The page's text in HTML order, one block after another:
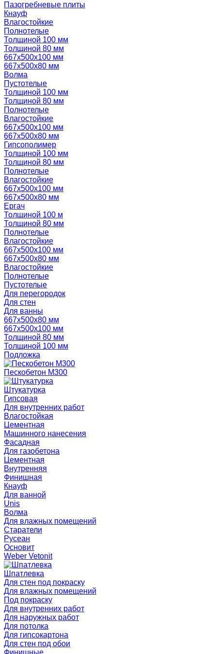
Пазогребневые плиты
Кнауф
Влагостойкие
Полнотелые
Толщиной 100 мм
Толщиной 80 мм
667х500х100 мм
667х500х80 мм
Волма
Пустотелые
Толщиной 100 мм
Толщиной 80 мм
Полнотелые
Влагостойкие
667х500х100 мм
667х500х80 мм
Гипсополимер
Толщиной 100 мм
Толщиной 80 мм
Полнотелые
Влагостойкие
667х500х100 мм
667х500х80 мм
Ергач
Толщиной 100 м
Толщиной 80 мм
Полнотелые
Влагостойкие
667х500х100 мм
667х500х80 мм
Влагостойкие
Полнотелые
Пустотелые
Для перегородок
Для стен
Для ванны
667х500х80 мм
667х500х100 мм
Толщиной 80 мм
Толщиной 100 мм
Подложка
Пескобетон М300
Штукатурка
Гипсовая
Для внутренних работ
Влагостойкая
Цементная
Машинного нанесения
Фасадная
Для газобетона
Цементная
Внутренняя
Финишная
Кнауф
Для ванной
Unis
Волма
Для влажных помещений
Старатели
Русеан
Основит
Weber Vetonit
Шпатлевка
Для стен под покраску
Для влажных помещений
Под покраску
Для внутренних работ
Для наружных работ
Для потолка
Для гипсокартона
Для стен под обои
Финишные